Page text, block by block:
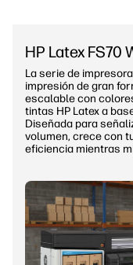
HP Latex FS70
La serie de
impresión de gran
escalable con
tintas HP Latex a
Diseñada para
volumen, crece con
eficiencia mientras